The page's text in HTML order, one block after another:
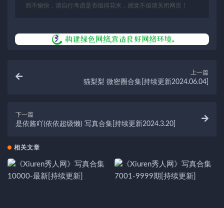
而不愉快，请自行考虑是否值得花米，感觉不值请关闭网页！
上一篇
猫梨梨 微密圈合集[持续更新2024.06.04]
下一篇
是依酱吖(依依超级懒) 写真合集[持续更新2024.3.20]
相关文章